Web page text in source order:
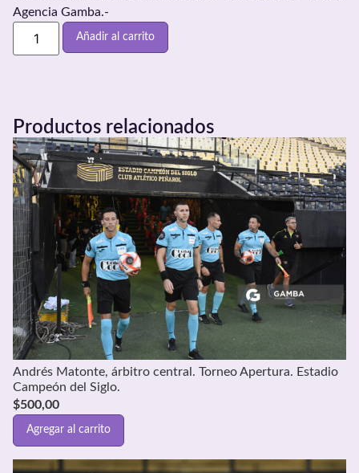
Agencia Gamba.-
Añadir al carrito
Productos relacionados
Andrés Matonte, árbitro central. Torneo Apertura. Estadio
Campeón del Siglo.
$500,00
Agregar al carrito